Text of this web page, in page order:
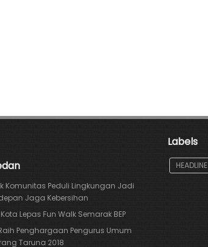
Komunitas Peduli Lingkungan Jadi
Jaga Kebersihan
Lepas Fun Walk Semarak BEP
Penghargaan Pengurus Umum
Taruna 2018
Labels
HEADLINE